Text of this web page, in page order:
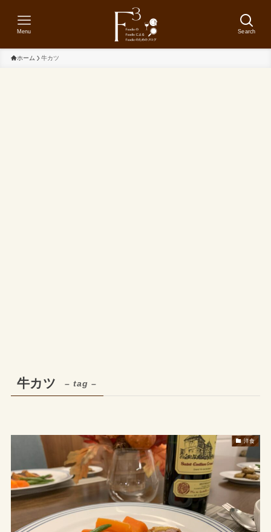
Search
Menu
ホーム 牛カツ
牛カツ – tag –
洋食